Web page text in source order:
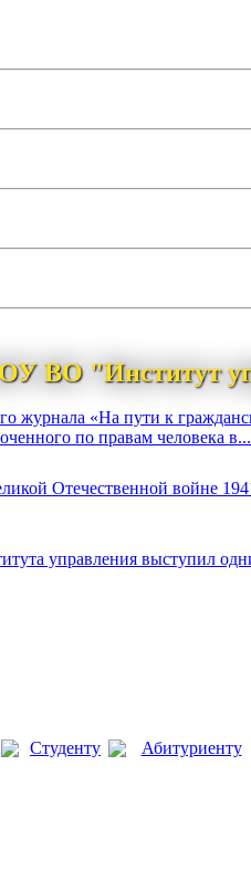
ВО "Институт
журнала «На пути к
по правам человека в...
Отечественной войне
управления выступил
Студенту Абитуриенту